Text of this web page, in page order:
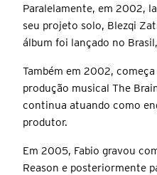
Paralelamente, em 2002,
seu projeto solo, Blezqi
álbum foi lançado no
Também em 2002,
produção musical The
continua atuando como
produtor.
Em 2005, Fabio gravou
Reason e posteriormente